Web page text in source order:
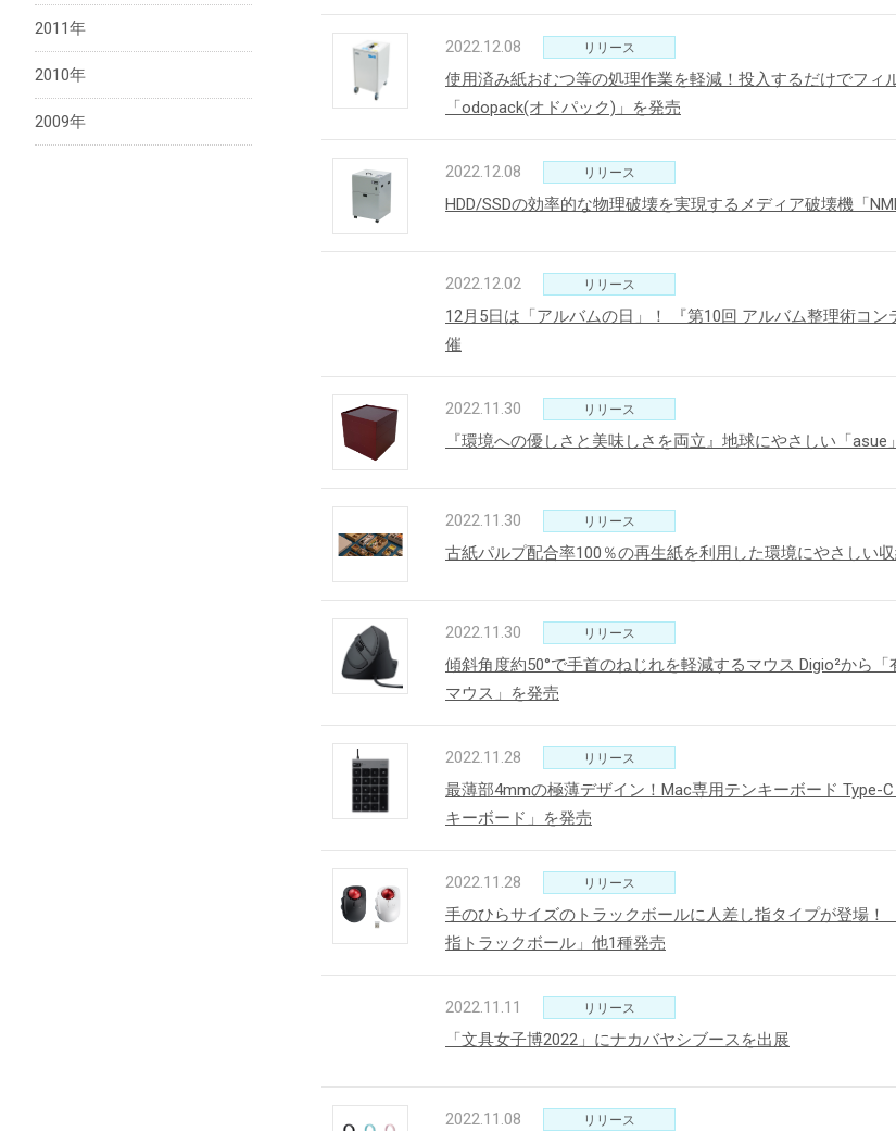
2011年
2010年
2009年
2022.12.08 リリース
使用済み紙おむつ等の処理作業を軽減！投入するだけでフィ
「odopack(オドパック)」を発売
2022.12.08 リリース
HDD/SSDの効率的な物理破壊を実現するメディア破壊機「
2022.12.02 リリース
12月5日は「アルバムの日」！ 『第10回 アルバム整理術コ
催
2022.11.30 リリース
『環境への優しさと美味しさを両立』地球にやさしい「
2022.11.30 リリース
古紙パルプ配合率100％の再生紙を利用した環境にやさしい
2022.11.30 リリース
傾斜角度約50°で手首のねじれを軽減するマウス Digio²から
マウス」を発売
2022.11.28 リリース
最薄部4mmの極薄デザイン！Mac専用テンキーボード Type-
キーボード」を発売
2022.11.28 リリース
手のひらサイズのトラックボールに人差し指タイプが登場！
指トラックボール」他1種発売
2022.11.11 リリース
「文具女子博2022」にナカバヤシブースを出展
2022.11.08 リリース